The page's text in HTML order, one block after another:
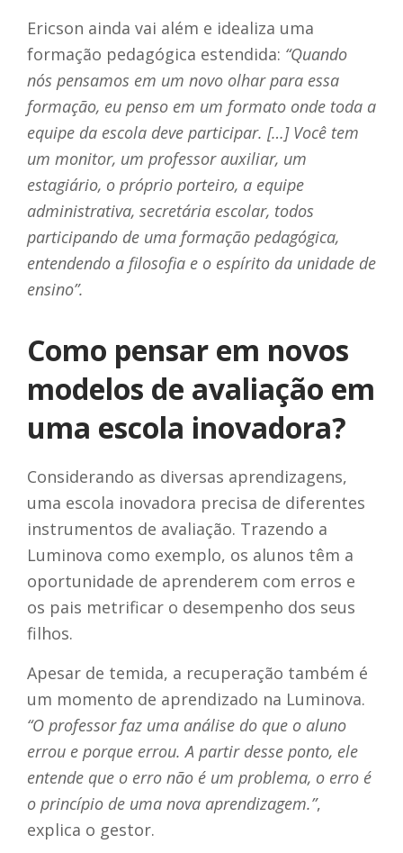
Ericson ainda vai além e idealiza uma
formação pedagógica estendida: “Quando
nós pensamos em um novo olhar para essa
formação, eu penso em um formato onde toda a
equipe da escola deve participar. […] Você tem
um monitor, um professor auxiliar, um
estagiário, o próprio porteiro, a equipe
administrativa, secretária escolar, todos
participando de uma formação pedagógica,
entendendo a filosofia e o espírito da unidade de
ensino”.
Como pensar em novos
modelos de avaliação em
uma escola inovadora?
Considerando as diversas aprendizagens,
uma escola inovadora precisa de diferentes
instrumentos de avaliação. Trazendo a
Luminova como exemplo, os alunos têm a
oportunidade de aprenderem com erros e
os pais metrificar o desempenho dos seus
filhos.
Apesar de temida, a recuperação também é
um momento de aprendizado na Luminova.
“O professor faz uma análise do que o aluno
errou e porque errou. A partir desse ponto, ele
entende que o erro não é um problema, o erro é
o princípio de uma nova aprendizagem.”,
explica o gestor.